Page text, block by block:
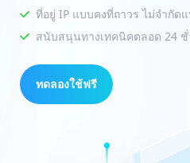
ที่อยู่ IP แบบคงที่ถาวร ไม่จำกัด
สนับสนุนทางเทคนิคตลอด 24 ชั่
ทดลองใช้ฟรี